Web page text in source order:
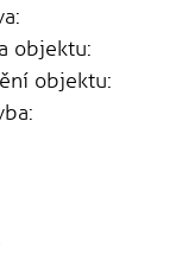
objektu:
objektu: